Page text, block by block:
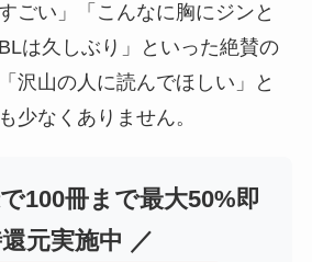
ごい」「こんなに胸にジンと
は久しぶり」といった絶賛の
沢山の人に読んでほしい」と
少なくありません。
100冊まで最大50%即
元実施中 ／